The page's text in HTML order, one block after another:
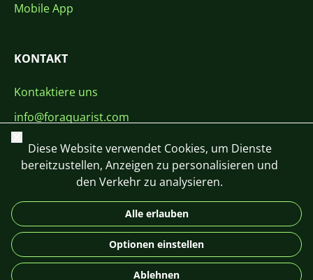
Mobile App
KONTAKT
Kontaktiere uns
info@foraquarist.com
+420 603 449 602
DE
© 2026 For Aquarist
Schließen
Diese Website verwendet Cookies, um Dienste
bereitzustellen, Anzeigen zu personalisieren und
den Verkehr zu analysieren.
Alle erlauben
Optionen einstellen
Ablehnen